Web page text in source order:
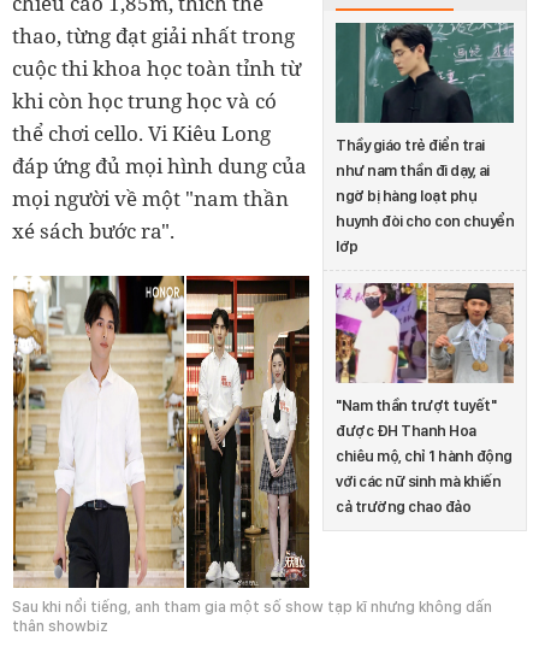
Thầy giáo trẻ điển trai
như nam thần đi dạy, ai
ngờ bị hàng loạt phụ
huynh đòi cho con chuyển
lớp
"Nam thần trượt tuyết"
được ĐH Thanh Hoa
chiêu mộ, chỉ 1 hành động
với các nữ sinh mà khiến
cả trường chao đảo
thao, từng đạt giải nhất trong
cuộc thi khoa học toàn tỉnh từ
khi còn học trung học và có
thể chơi cello. Vi Kiêu Long
đáp ứng đủ mọi hình dung của
mọi người về một "nam thần
xé sách bước ra".
Sau khi nổi tiếng, anh tham gia một số show tạp kĩ nhưng không dấn
thân showbiz